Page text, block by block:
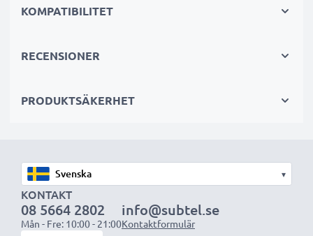
Det hållbara valet
kvaliteten. Beställ nu!
KOMPATIBILITET
RECENSIONER
PRODUKTSÄKERHET
▾
KONTAKT
08 5664 2802
Mån - Fre: 10:00 - 21:00
info@subtel.se
Kontaktformulär